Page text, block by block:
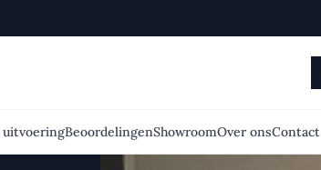
BeoordelingenShowroomOver onsContact